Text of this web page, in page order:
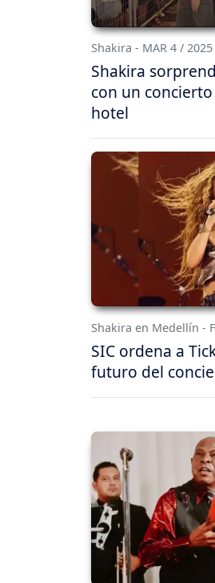
Shakira - MAR 4 / 2025
Shakira
con un
hotel
Shakira en Medellín -
SIC ordena a
futuro del